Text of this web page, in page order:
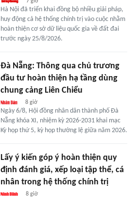
Hà Nội đã triển khai đồng bộ nhiều giải pháp,
huy động cả hệ thống chính trị vào cuộc nhằm
hoàn thiện cơ sở dữ liệu quốc gia về đất đai
trước ngày 25/8/2026.
Đà Nẵng: Thông qua chủ trương
đầu tư hoàn thiện hạ tầng dùng
chung cảng Liên Chiểu
8 giờ
Ngày 6/8, Hội đồng nhân dân thành phố Đà
Nẵng khóa XI, nhiệm kỳ 2026-2031 khai mạc
Kỳ họp thứ 5, kỳ họp thường lệ giữa năm 2026.
Lấy ý kiến góp ý hoàn thiện quy
định đánh giá, xếp loại tập thể, cá
nhân trong hệ thống chính trị
8 giờ